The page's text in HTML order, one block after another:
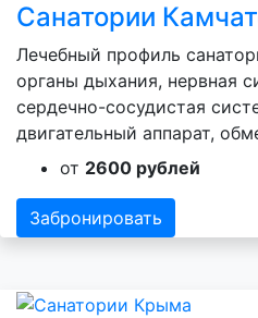
Санатории
Лечебный профиль
органы дыхания, нервная
сердечно-сосудистая
двигательный аппарат,
от 2600 рублей
Забронировать